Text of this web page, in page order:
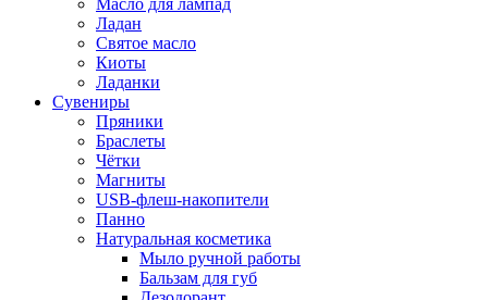
Масло для лампад
Ладан
Святое масло
Киоты
Ладанки
Сувениры
Пряники
Браслеты
Чётки
Магниты
USB-флеш-накопители
Панно
Натуральная косметика
Мыло ручной работы
Бальзам для губ